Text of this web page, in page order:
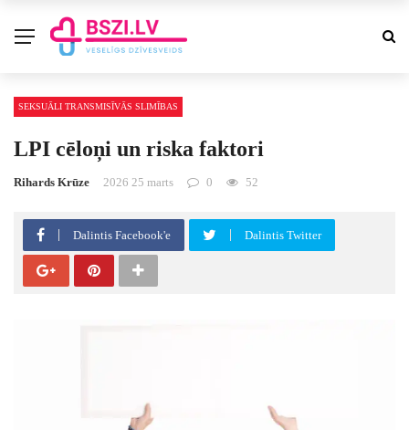
SEKSUĀLI TRANSMISĪVĀS SLIMĪBAS
LPI cēloņi un riska faktori
Rihards Krūze 2026 25 marts 0 52
Dalintis Facebook'e Dalintis Twitter